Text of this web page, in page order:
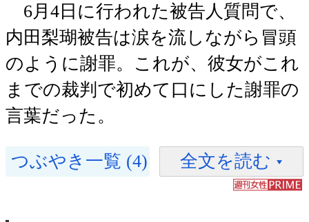
6月4日に行われた被告人質問で、
内田梨瑚被告は涙を流しながら冒頭
のように謝罪。これが、彼女がこれ
までの裁判で初めて口にした謝罪の
言葉だった。
つぶやき一覧 (4) 全文を読む